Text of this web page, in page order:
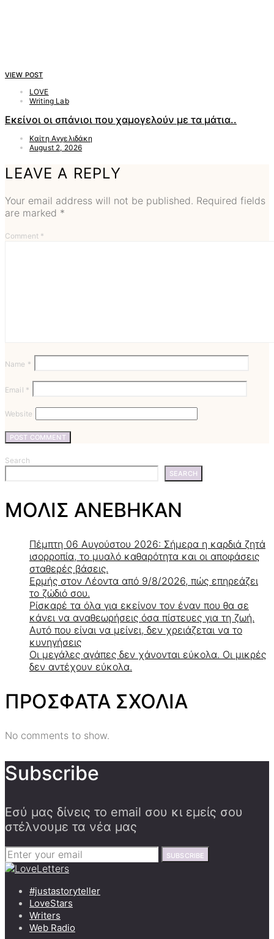
VIEW POST
LOVE
Writing Lab
Εκείνοι οι σπάνιοι που χαμογελούν με τα μάτια..
Καίτη Αγγελιδάκη
August 2, 2026
LEAVE A REPLY
Your email address will not be published. Required fields
are marked *
Comment *
Name *
Email *
Website
Search
SEARCH
ΜΟΛΙΣ ΑΝΕΒΗΚΑΝ
Πέμπτη 06 Αυγούστου 2026: Σήμερα η καρδιά ζητά
ισορροπία, το μυαλό καθαρότητα και οι αποφάσεις
σταθερές βάσεις.
Ερμής στον Λέοντα από 9/8/2026, πώς επηρεάζει
το ζώδιό σου.
Ρίσκαρέ τα όλα για εκείνον τον έναν που θα σε
κάνει να αναθεωρήσεις όσα πίστευες για τη ζωή.
Αυτό που είναι να μείνει, δεν χρειάζεται να το
κυνηγήσεις
Οι μεγάλες αγάπες δεν χάνονται εύκολα. Οι μικρές
δεν αντέχουν εύκολα.
ΠΡΟΣΦΑΤΑ ΣΧΟΛΙΑ
No comments to show.
Subscribe
Εσύ μας δίνεις το email σου κι εμείς σου
στέλνουμε τα νέα μας
SUBSCRIBE
#justastoryteller
LoveStars
Writers
Web Radio